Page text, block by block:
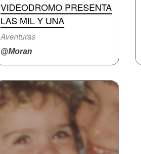
VIDEODROMO PRESENTA
LAS MIL Y UNA
Aventuras
@Moran